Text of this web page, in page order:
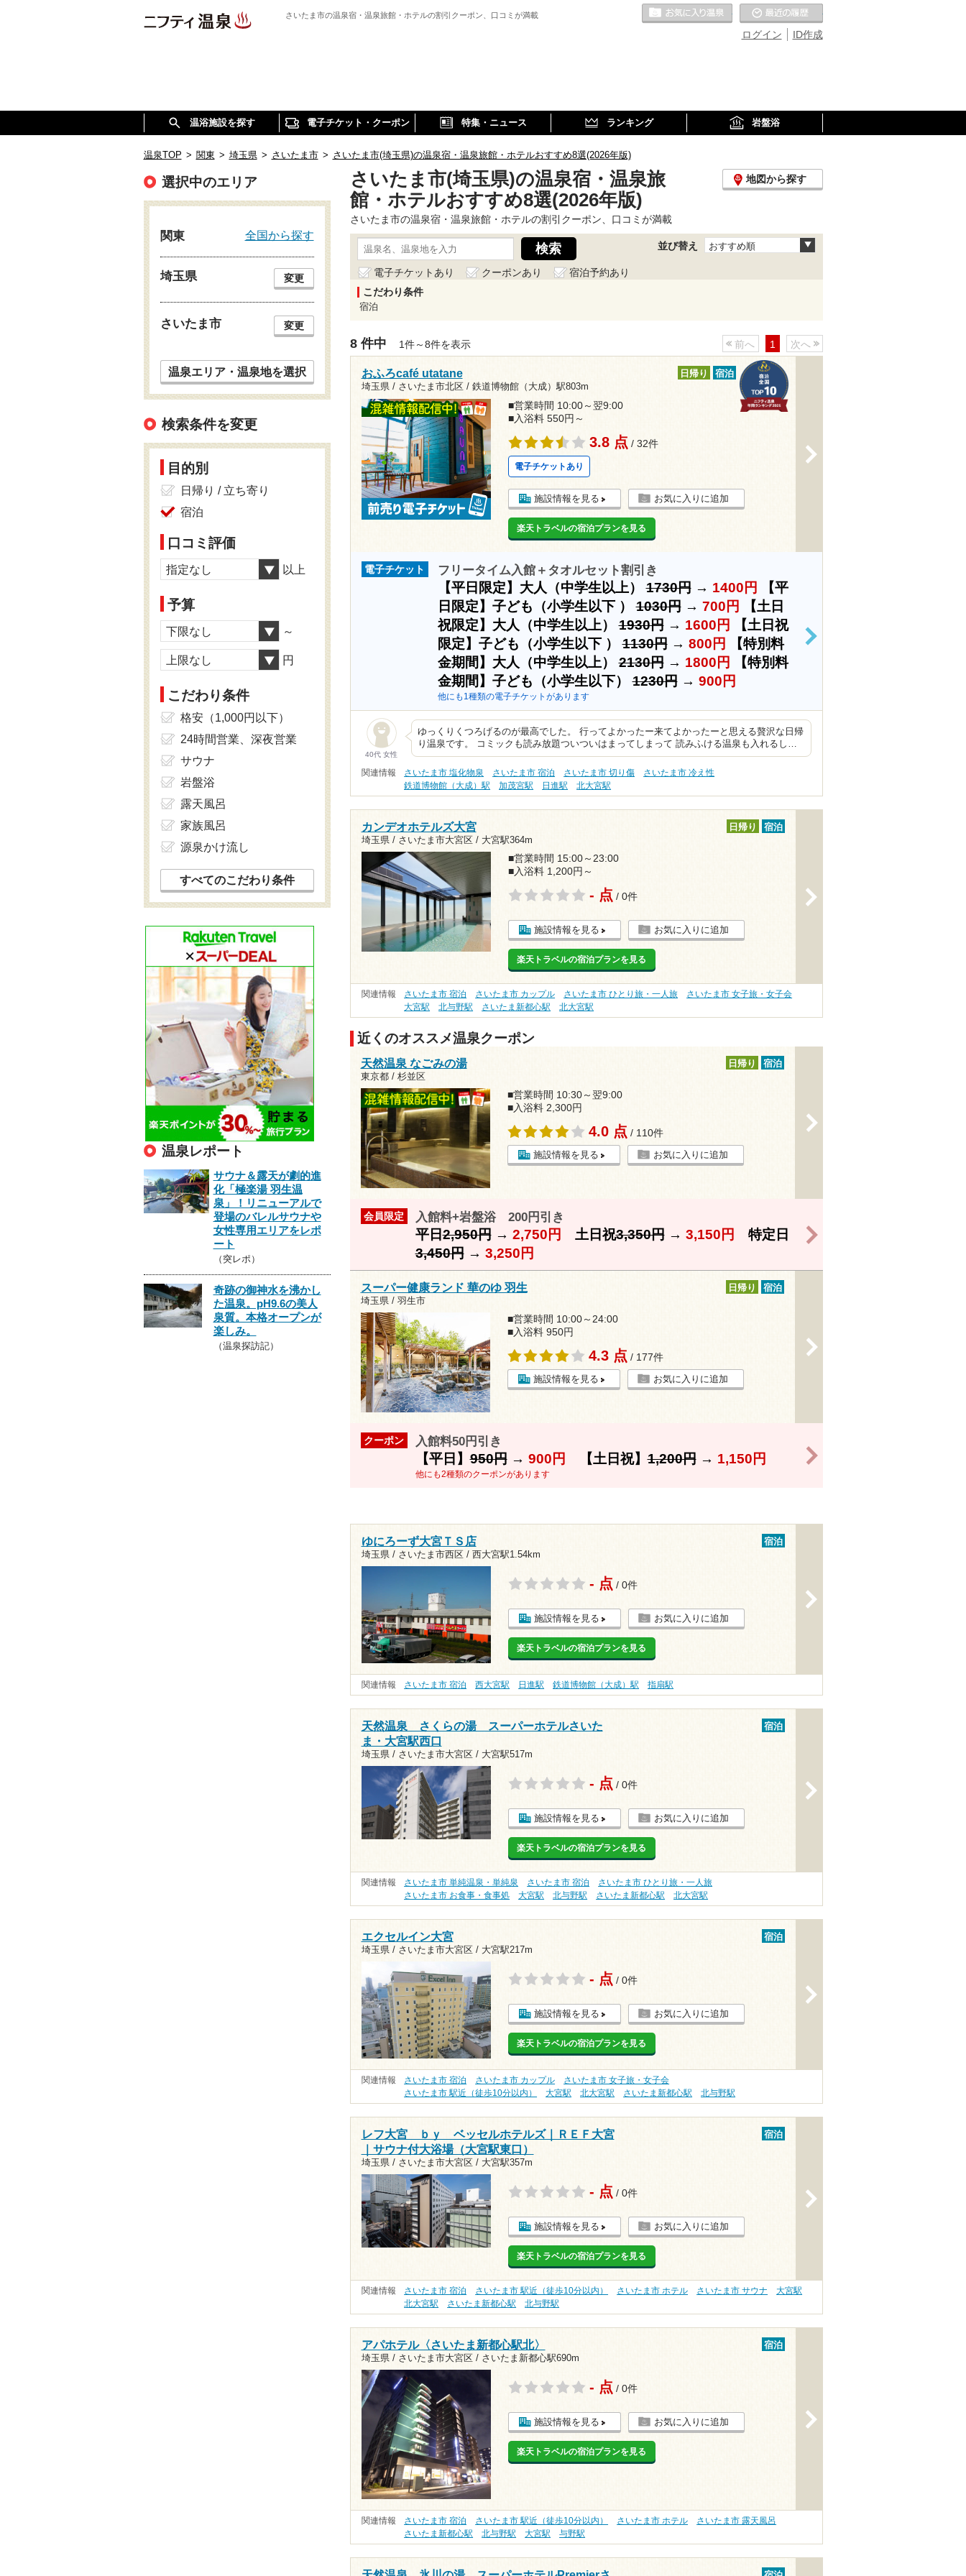
さいたま市の温泉宿・温泉旅館・ホテルの割引クーポン、口コミが満載
ID作成
ログイン
お気に入りの温泉
温浴施設を探す 電子チケット・クーポン 特集・ニュース ランキング 岩盤浴
温泉TOP > 関東 > 埼玉県 > さいたま市 > さいたま市(埼玉県)の温泉宿・温泉旅館・ホテルおすすめ8選(2026年版)
さいたま市(埼玉県)の温泉宿・温泉旅
館・ホテルおすすめ8選(2026年版)
地図から探す
さいたま市の温泉宿・温泉旅館・ホテルの割引クーポン、口コミが満載
並び替え おすすめ順
電子チケットあり クーポンあり
宿泊予約あり
こだわり条件
宿泊
8 件中 1件～8件を表示 前へ 1 次へ
おふろcafé utatane
埼玉県 / さいたま市北区 / 鉄道博物館（大成）駅803m
日帰り 宿泊
■営業時間 10:00～翌9:00
■入浴料 550円～
3.8 点 / 32件
電子チケットあり
施設情報を見る お気に入りに追加
楽天トラベルの宿泊プランを見る
電子チケット フリータイム入館＋タオルセット割引き
【平日限定】大人（中学生以上）1730円→ 1400円
【平
日限定】子ども（小学生以下 ）1030円→ 700円
【土日
祝限定】大人（中学生以上）1930円→ 1600円
【土日祝
限定】子ども（小学生以下 ）1130円→ 800円
【特別料
金期間】大人（中学生以上）2130円→ 1800円
【特別料
金期間】子ども（小学生以下）1230円→ 900円
他にも1種類の電子チケットがあります
>
40代 女性
ゆっくりくつろげるのが最高でした。 行ってよかったー来てよかったーと思える贅沢な日帰
り温泉です。 コミックも読み放題ついついはまってしまって 読みふける温泉も入れるし…
関連情報 さいたま市 塩化物泉 さいたま市 宿泊 さいたま市 切り傷
さいたま市 冷え性
鉄道博物館（大成）駅
加茂宮駅 日進駅 北大宮駅
カンデオホテルズ大宮
埼玉県 / さいたま市大宮区 / 大宮駅364m
日帰り 宿泊
■営業時間 15:00～23:00
■入浴料 1,200円～
- 点 / 0件
施設情報を見る お気に入りに追加
楽天トラベルの宿泊プランを見る
関連情報 さいたま市 宿泊 さいたま市 カップル さいたま市 ひとり旅・一人旅
さいたま市 女子旅・女子会
大宮駅
北与野駅 さいたま新都心駅 北大宮駅
近くのオススメ温泉クーポン
天然温泉 なごみの湯
東京都 / 杉並区
日帰り 宿泊
■営業時間 10:30～翌9:00
■入浴料 2,300円
4.0 点 / 110件
施設情報を見る お気に入りに追加
会員限定 入館料+岩盤浴 200円引き
平日2,950円→ 2,750円 土日祝3,350円→ 3,150円
特定日
3,450円→ 3,250円
スーパー健康ランド 華のゆ 羽生
埼玉県 / 羽生市
日帰り 宿泊
■営業時間 10:00～24:00
■入浴料 950円
4.3 点 / 177件
施設情報を見る お気に入りに追加
クーポン 入館料50円引き
【平日】950円→ 900円 【土日祝】1,200円→ 1,150円
他にも2種類のクーポンがあります
>
ゆにろーず大宮ＴＳ店
埼玉県 / さいたま市西区 / 西大宮駅1.54km
宿泊
- 点 / 0件
施設情報を見る お気に入りに追加
楽天トラベルの宿泊プランを見る
関連情報 さいたま市 宿泊 西大宮駅 日進駅 鉄道博物館（大成）駅 指扇駅
天然温泉 さくらの湯 スーパーホテルさいた
ま・大宮駅西口
埼玉県 / さいたま市大宮区 / 大宮駅517m
宿泊
- 点 / 0件
施設情報を見る お気に入りに追加
楽天トラベルの宿泊プランを見る
関連情報 さいたま市 単純温泉・単純泉 さいたま市 宿泊
さいたま市 ひとり旅・一人旅
さいたま市 お食事・食事処
大宮駅 北与野駅 さいたま新都心駅 北大宮駅
エクセルイン大宮
埼玉県 / さいたま市大宮区 / 大宮駅217m
宿泊
- 点 / 0件
施設情報を見る お気に入りに追加
楽天トラベルの宿泊プランを見る
関連情報 さいたま市 宿泊 さいたま市 カップル
さいたま市 女子旅・女子会
さいたま市 駅近（徒歩10分以内）
大宮駅 北大宮駅 さいたま新都心駅 北与野駅
レフ大宮 ｂｙ ベッセルホテルズ｜ＲＥＦ大宮
｜サウナ付大浴場（大宮駅東口）
埼玉県 / さいたま市大宮区 / 大宮駅357m
宿泊
- 点 / 0件
施設情報を見る お気に入りに追加
楽天トラベルの宿泊プランを見る
関連情報 さいたま市 宿泊 さいたま市 駅近（徒歩10分以内） さいたま市 ホテル さいたま市 サウナ
大宮駅
北大宮駅
さいたま新都心駅 北与野駅
アパホテル〈さいたま新都心駅北〉
埼玉県 / さいたま市大宮区 / さいたま新都心駅690m
宿泊
- 点 / 0件
施設情報を見る お気に入りに追加
楽天トラベルの宿泊プランを見る
関連情報 さいたま市 宿泊 さいたま市 駅近（徒歩10分以内） さいたま市 ホテル
さいたま市 露天風呂
さいたま新都心駅
北与野駅 大宮駅 与野駅
選択中のエリア
関東 全国から探す
埼玉県 変更
さいたま市 変更
温泉エリア・温泉地を選択
検索条件を変更
目的別
日帰り / 立ち寄り
宿泊
口コミ評価
指定なし 以上
予算
下限なし ～
上限なし 円
こだわり条件
格安（1,000円以下）
24時間営業、深夜営業
サウナ
岩盤浴
露天風呂
家族風呂
源泉かけ流し
すべてのこだわり条件
温泉レポート
サウナ＆露天が劇的進
化「極楽湯 羽生温
泉」！リニューアルで
登場のバレルサウナや
女性専用エリアをレポ
ート
（突レポ）
奇跡の御神水を沸かし
た温泉。pH9.6の美人
泉質。本格オープンが
楽しみ。
（温泉探訪記）